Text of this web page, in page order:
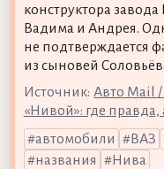
конструктора
Вадима и Андрея.
не подтверждается
из сыновей
Источник: Авто Mail
«Нивой»: где
автомобили
ВАЗ
названия
Нива